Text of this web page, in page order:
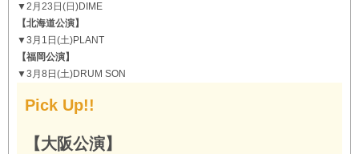
▼2月23日(日)DIME
【北海道公演】
▼3月1日(土)PLANT
【福岡公演】
▼3月8日(土)DRUM SON
Pick Up!!
【大阪公演】